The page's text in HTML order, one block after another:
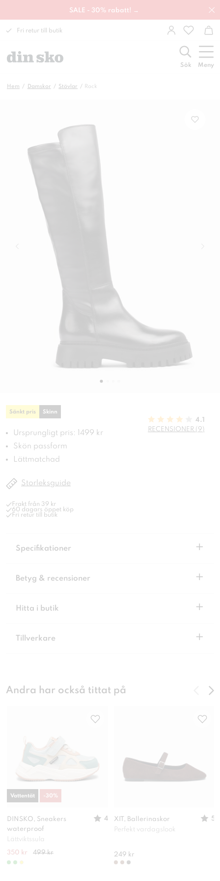
SALE - 30% rabatt! →
Fri retur till butik
Sök Meny
Hem Damskor Stövlar Rock
Sänkt pris Skinn
Ursprungligt pris: 1499 kr
Skön passform
Lättmatchad
4.1
RECENSIONER (9)
Storleksguide
Frakt från 39 kr
60 dagars öppet köp
Fri retur till butik
Specifikationer +
Betyg & recensioner +
Hitta i butik +
Tillverkare +
Andra har också tittat på
DINSKO, Sneakers
waterproof
4
Lättviktssula
350 kr 499 kr
Vattentät -30%
XIT, Ballerinaskor
5
Perfekt vardagslook
249 kr